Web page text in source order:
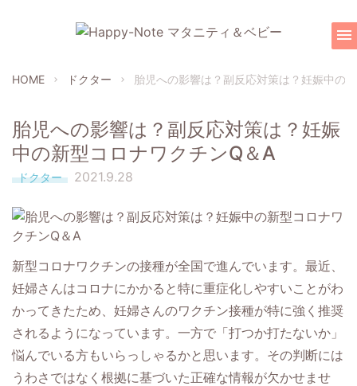
menu
HOME chevron_right ドクター chevron_right 胎児への影響は？副反応対策は？妊娠中の
胎児への影響は？副反応対策は？妊娠
中の新型コロナワクチンQ＆A
ドクター 2021.9.28
新型コロナワクチンの接種が全国で進んでいます。最近、
妊婦さんはコロナにかかると特に重症化しやすいことがわ
かってきたため、妊婦さんのワクチン接種が特に強く推奨
されるようになっています。一方で「打つか打たないか」
悩んでいる方もいらっしゃるかと思います。その判断には
うわさではなく根拠に基づいた正確な情報が欠かせませ